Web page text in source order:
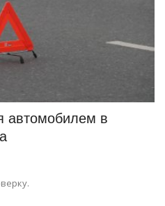
автомобилем в